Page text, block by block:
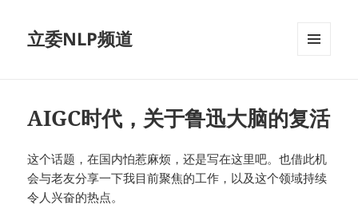
立委NLP频道
AIGC时代，关于鲁迅大脑的复活
这个话题，在国内怕惹麻烦，还是写在这里吧。也借此机
会与老友分享一下我目前聚焦的工作，以及这个领域持续
令人兴奋的热点。